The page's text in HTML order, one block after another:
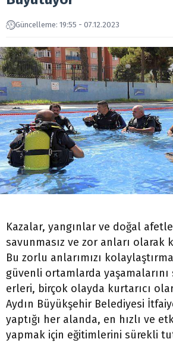
Güncelleme: 19:55 - 07.12.2023
Kazalar, yangınlar ve doğal
savunmasız ve zor anları olarak
Bu zorlu anlarımızı
güvenli ortamlarda
erleri, birçok olayda kurtarıcı
Aydın Büyükşehir Belediyesi
yaptığı her alanda, en hızlı ve
yapmak için eğitimlerini sürekli